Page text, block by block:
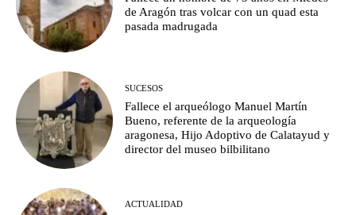
de Aragón tras volcar con un quad esta
pasada madrugada
SUCESOS
Fallece el arqueólogo Manuel Martín
Bueno, referente de la arqueología
aragonesa, Hijo Adoptivo de Calatayud y
director del museo bilbilitano
ACTUALIDAD